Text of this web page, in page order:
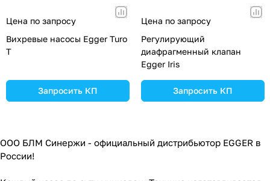
Цена по запросу
Вихревые насосы Egger Turo
T
Запросить КП
Цена по запросу
Регулирующий
диафрагменный клапан
Egger Iris
Запросить КП
ООО БЛМ Синержи - официальный дистрибьютор EGGER в
России!